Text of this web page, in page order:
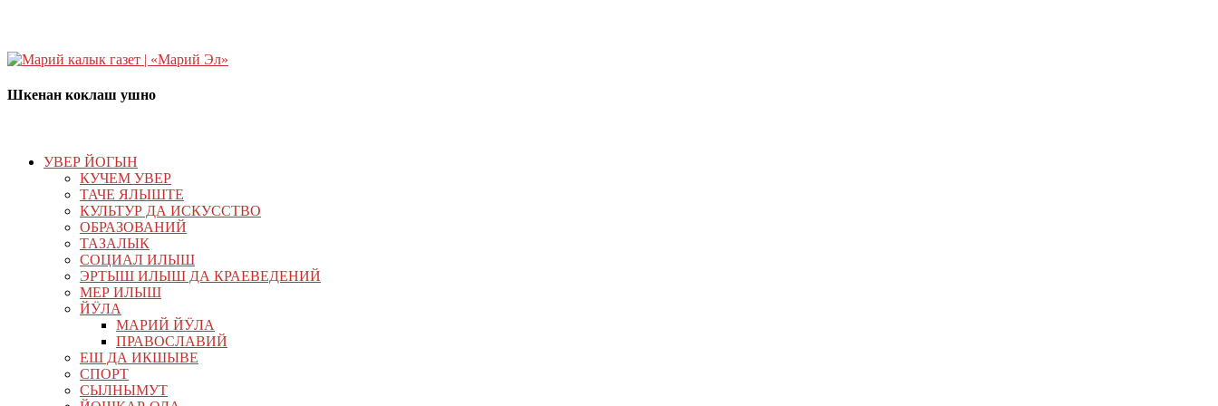
Шкенан коклаш ушно
УВЕР ЙОГЫН
КУЧЕМ УВЕР
ТАЧЕ ЯЛЫШТЕ
КУЛЬТУР ДА ИСКУССТВО
ОБРАЗОВАНИЙ
ТАЗАЛЫК
СОЦИАЛ ИЛЫШ
ЭРТЫШ ИЛЫШ ДА КРАЕВЕДЕНИЙ
МЕР ИЛЫШ
ЙӰЛА
МАРИЙ ЙӰЛА
ПРАВОСЛАВИЙ
ЕШ ДА ИКШЫВЕ
СПОРТ
СЫЛНЫМУТ